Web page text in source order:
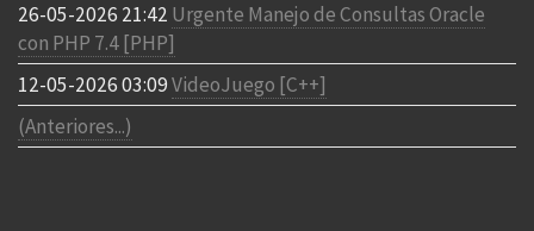
26-05-2026 21:42 Urgente Manejo de Consultas Oracle
con PHP 7.4 [PHP]
12-05-2026 03:09VideoJuego [C++]
(Anteriores...)